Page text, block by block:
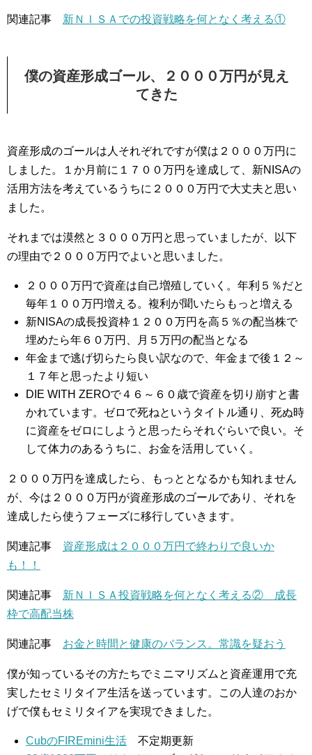
関連記事 新ＮＩＳＡでの投資戦略を何となく考える①
僕の資産形成ゴール、２０００万円が見え
てきた
資産形成のゴールは人それぞれですが僕は２０００万円に
しました。１か月前に１７００万円を達成して、新NISAの
活用方法を考えているうちに２０００万円で大丈夫と思い
ました。
それまでは漠然と３０００万円と思っていましたが、以下
の理由で２０００万円でよいと思いました。
２０００万円で資産は自己増殖していく。年利５％だと
毎年１００万円増える。複利が聞いたらもっと増える
新NISAの成長投資枠１２００万円を高５％の配当株で
埋めたら年６０万円、月５万円の配当となる
年金まで逃げ切らたら良い訳なので、年金まで後１２～
１７年と思ったより短い
DIE WITH ZEROで４６～６０歳で資産を切り崩すと書
かれています。ゼロで死ねというタイトル通り、死ぬ時
に資産をゼロにしようと思ったらそれぐらいで良い。そ
して体力のあるうちに、お金を活用していく。
２０００万円を達成したら、もっととなるかも知れません
が、今は２０００万円が資産形成のゴールであり、それを
達成したら使うフェーズに移行していきます。
関連記事 資産形成は２０００万円で終わりで良いか
も！！
関連記事 新ＮＩＳＡ投資戦略を何となく考える② 成長
枠で高配当株
関連記事 お金と時間と健康のバランス。常識を疑おう
僕が知っているその方たちでミニマリズムと資産運用で充
実したセミリタイア生活を送っています。この人達のおか
げで僕もセミリタイアを実現できました。
CubのFIREmini生活 不定期更新